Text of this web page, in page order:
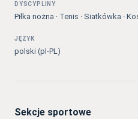
DYSCYPLINY
Piłka nożna · Tenis · Siatkówka ·
JĘZYK
polski (pl-PL)
Sekcje sportowe